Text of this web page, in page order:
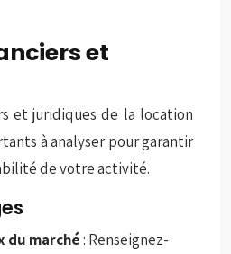
et
et juridiques de la location
à analyser pour garantir
de votre activité.
du marché: Renseignez-